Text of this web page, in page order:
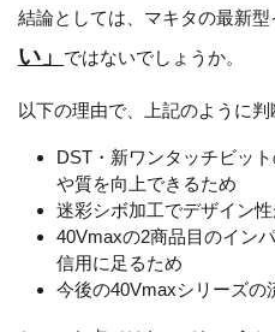
結論としては、マキタの最新
い」
ではないでしょうか。
以下の理由で、上記のように判
DST・新ワンタッチビッ
や質を向上できるため
迷彩シボ加工でデザイン
40Vmaxの2商品目のイン
信用に足るため
今後の40Vmaxシリーズの